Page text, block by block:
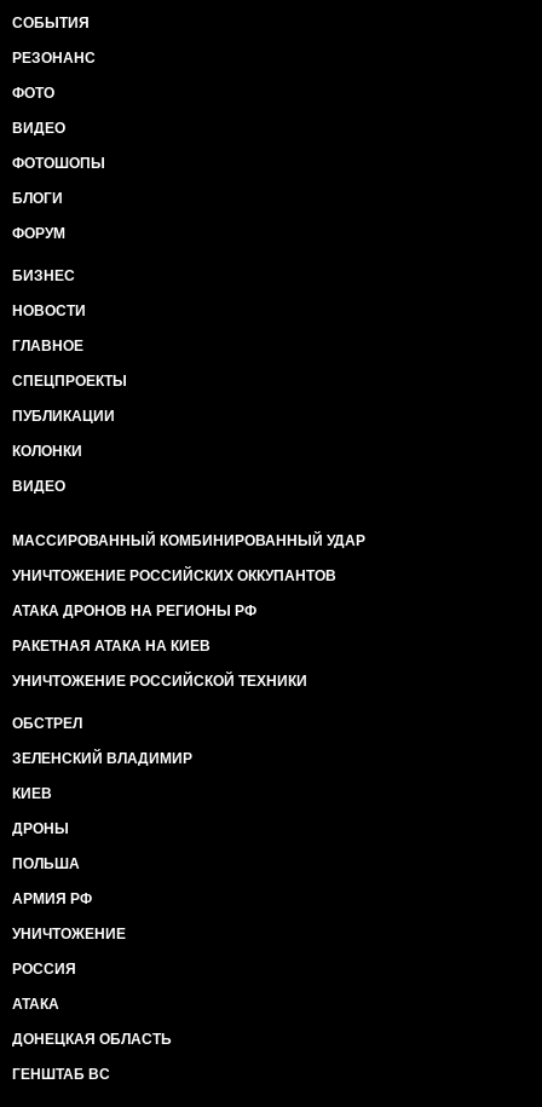
СОБЫТИЯ
РЕЗОНАНС
ФОТО
ВИДЕО
ФОТОШОПЫ
БЛОГИ
ФОРУМ
БИЗНЕС
НОВОСТИ
ГЛАВНОЕ
СПЕЦПРОЕКТЫ
ПУБЛИКАЦИИ
КОЛОНКИ
ВИДЕО
МАССИРОВАННЫЙ КОМБИНИРОВАННЫЙ УДАР
УНИЧТОЖЕНИЕ РОССИЙСКИХ ОККУПАНТОВ
АТАКА ДРОНОВ НА РЕГИОНЫ РФ
РАКЕТНАЯ АТАКА НА КИЕВ
УНИЧТОЖЕНИЕ РОССИЙСКОЙ ТЕХНИКИ
ОБСТРЕЛ
ЗЕЛЕНСКИЙ ВЛАДИМИР
КИЕВ
ДРОНЫ
ПОЛЬША
АРМИЯ РФ
УНИЧТОЖЕНИЕ
РОССИЯ
АТАКА
ДОНЕЦКАЯ ОБЛАСТЬ
ГЕНШТАБ ВС